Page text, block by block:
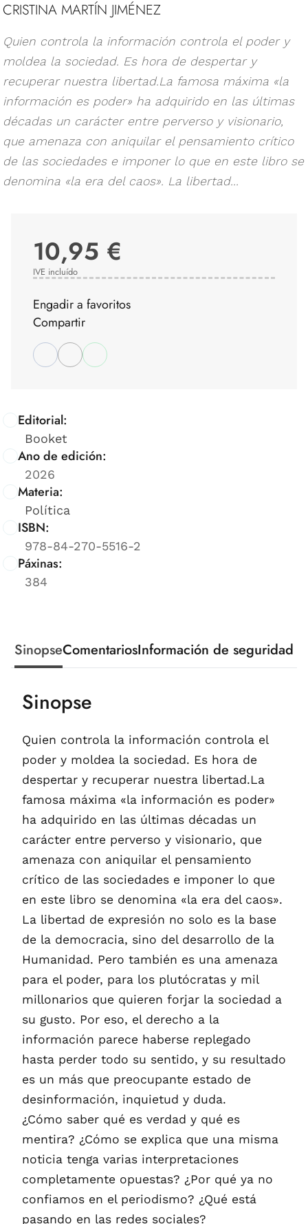
CRISTINA MARTÍN JIMÉNEZ
Quien controla la información controla el poder y
moldea la sociedad. Es hora de despertar y
recuperar nuestra libertad.La famosa máxima «la
información es poder» ha adquirido en las últimas
décadas un carácter entre perverso y visionario,
que amenaza con aniquilar el pensamiento crítico
de las sociedades e imponer lo que en este libro se
denomina «la era del caos». La libertad...
Editorial:
Booket
Ano de edición:
2026
Materia:
Política
ISBN:
978-84-270-5516-2
Páxinas:
384
10,95 €
IVE incluído
Engadir a favoritos
Compartir
SinopseComentariosInformación de seguridad
Sinopse
Quien controla la información controla el
poder y moldea la sociedad. Es hora de
despertar y recuperar nuestra libertad.La
famosa máxima «la información es poder»
ha adquirido en las últimas décadas un
carácter entre perverso y visionario, que
amenaza con aniquilar el pensamiento
crítico de las sociedades e imponer lo que
en este libro se denomina «la era del caos».
La libertad de expresión no solo es la base
de la democracia, sino del desarrollo de la
Humanidad. Pero también es una amenaza
para el poder, para los plutócratas y mil
millonarios que quieren forjar la sociedad a
su gusto. Por eso, el derecho a la
información parece haberse replegado
hasta perder todo su sentido, y su resultado
es un más que preocupante estado de
desinformación, inquietud y duda.
¿Cómo saber qué es verdad y qué es
mentira? ¿Cómo se explica que una misma
noticia tenga varias interpretaciones
completamente opuestas? ¿Por qué ya no
confiamos en el periodismo? ¿Qué está
pasando en las redes sociales?